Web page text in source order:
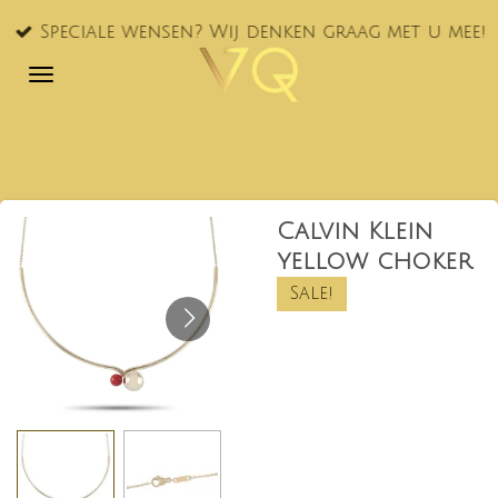
Ga
naar
Speciale wensen? Wij denken graag met u mee!
Calvin Klein
yellow choker
Sale!